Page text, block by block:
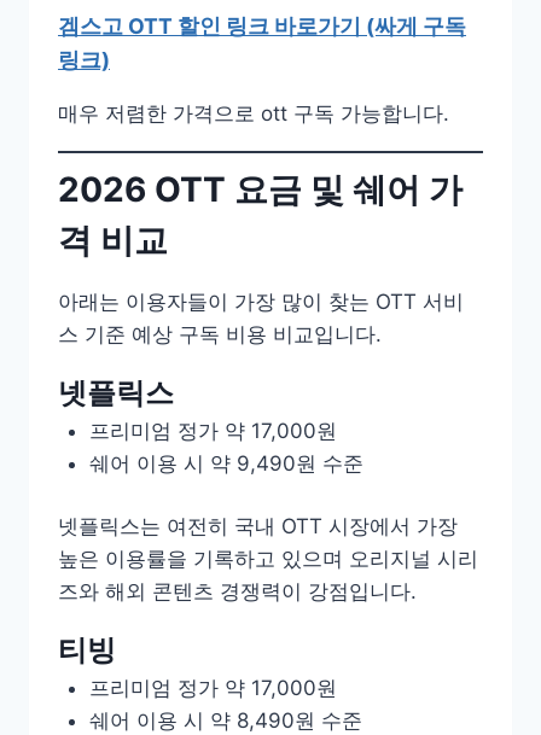
겜스고 OTT 할인 링크 바로가기 (싸게 구독
링크)
매우 저렴한 가격으로 ott 구독 가능합니다.
2026 OTT 요금 및 쉐어 가
격 비교
아래는 이용자들이 가장 많이 찾는 OTT 서비
스 기준 예상 구독 비용 비교입니다.
넷플릭스
프리미엄 정가 약 17,000원
쉐어 이용 시 약 9,490원 수준
넷플릭스는 여전히 국내 OTT 시장에서 가장
높은 이용률을 기록하고 있으며 오리지널 시리
즈와 해외 콘텐츠 경쟁력이 강점입니다.
티빙
프리미엄 정가 약 17,000원
쉐어 이용 시 약 8,490원 수준